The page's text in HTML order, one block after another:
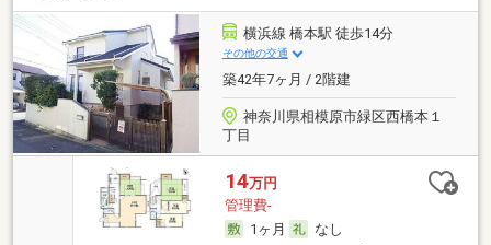
横浜線 橋本駅 徒歩14分
その他の交通
築42年7ヶ月 / 2階建
神奈川県相模原市緑区西橋本１
丁目
14万円
管理費-
1ヶ月
なし